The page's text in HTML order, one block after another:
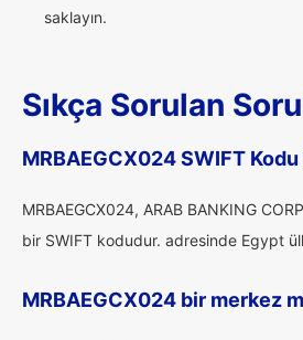
saklayın.
Sıkça Sorulan
MRBAEGCX024 SWIFT
MRBAEGCX024, ARAB BANKING
bir SWIFT kodudur. adresinde Egypt
MRBAEGCX024 bir merkez